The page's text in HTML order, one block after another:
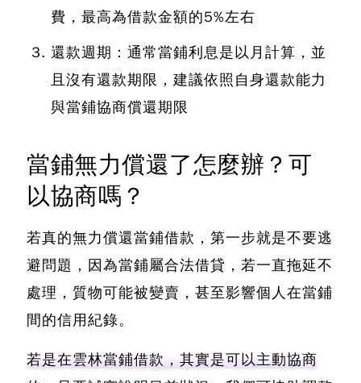
費，最高為借款金額的5%左右
還款週期： 通常當鋪利息是以月計算，並
且沒有還款期限，建議依照自身還款能力
與當鋪協商償還期限
當鋪無力償還了怎麼辦？可
以協商嗎？
若真的無力償還當鋪借款，第一步就是不要逃
避問題 ，因為當鋪屬合法借貸，若一直拖延不
處理，質物可能被變賣，甚至影響個人在當鋪
間的信用紀錄。
若是在雲林當鋪借款，其實是可以主動協商